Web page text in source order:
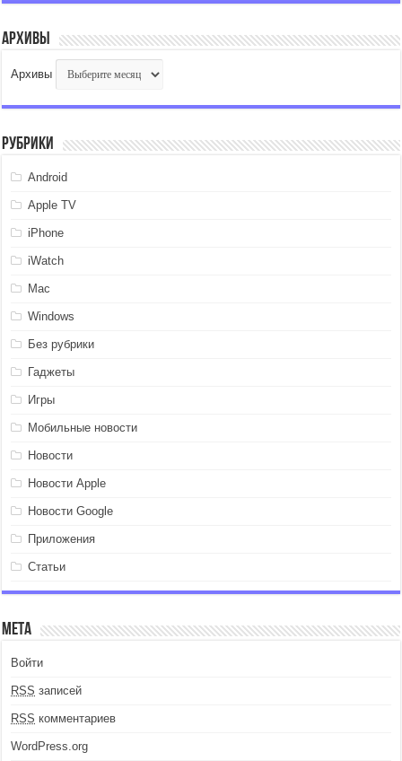
Архивы
Архивы
Рубрики
Android
Apple TV
iPhone
iWatch
Mac
Windows
Без рубрики
Гаджеты
Игры
Мобильные новости
Новости
Новости Apple
Новости Google
Приложения
Статьи
Мета
Войти
RSS записей
RSS комментариев
WordPress.org